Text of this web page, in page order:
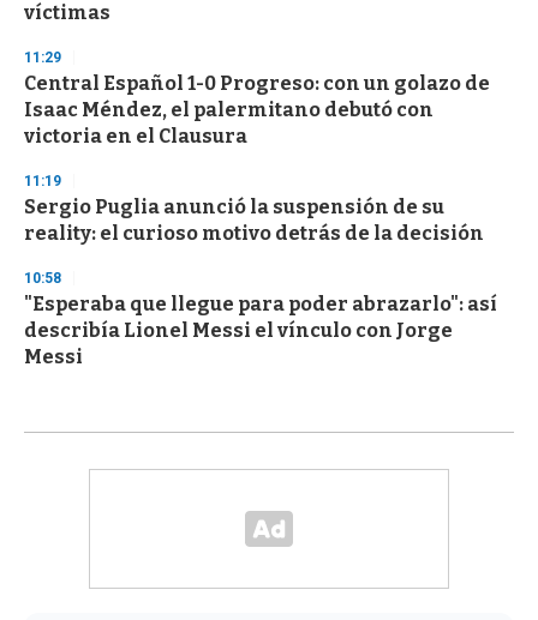
víctimas
11:29
Central Español 1-0 Progreso: con un golazo de
Isaac Méndez, el palermitano debutó con
victoria en el Clausura
11:19
Sergio Puglia anunció la suspensión de su
reality: el curioso motivo detrás de la decisión
10:58
"Esperaba que llegue para poder abrazarlo": así
describía Lionel Messi el vínculo con Jorge
Messi